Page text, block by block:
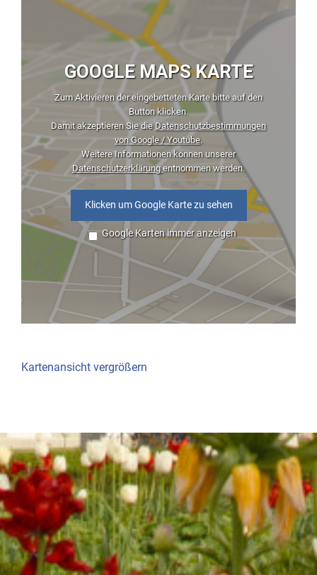
GOOGLE MAPS KARTE
Zum Aktivieren der eingebetteten Karte bitte auf den
Button klicken.
Damit akzeptieren Sie dieDatenschutzbestimmungen
von Google / Youtube.
Weitere Informationen können unserer
Datenschutzerklärungentnommen werden.
Klicken um Google Karte zu sehen
Google Karten immer anzeigen
Kartenansicht vergrößern